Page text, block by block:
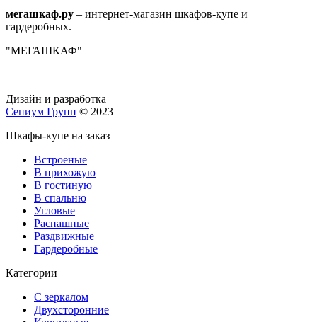
мегашкаф.ру – интернет-магазин шкафов-купе и
гардеробных.
"МЕГАШКАФ"
Дизайн и разработка
Сепиум Групп © 2023
Шкафы-купе на заказ
Встроеные
В прихожую
В гостиную
В спальню
Угловые
Распашные
Раздвижные
Гардеробные
Категории
С зеркалом
Двухсторонние